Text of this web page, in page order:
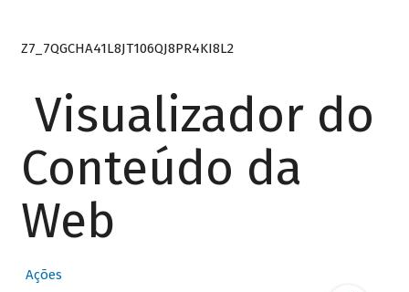
Z7_7QGCHA41L8JT106QJ8PR4KI8L2
Visualizador do
Conteúdo da
Web
Ações